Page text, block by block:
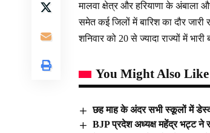
मालवा क्षेत्र और हरियाणा के अंबाला
समेत कई जिलों में बारिश का दौर जारी
शनिवार को 20 से ज्यादा राज्यों में
You Might Also Like
छह माह के अंदर सभी स्कूलों में
BJP प्रदेश अध्यक्ष महेंद्र भट्ट ने